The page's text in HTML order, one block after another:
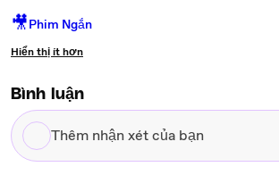
🎥Phim Ngắn
Hiển thị ít hơn
Bình luận
Thêm
nhận